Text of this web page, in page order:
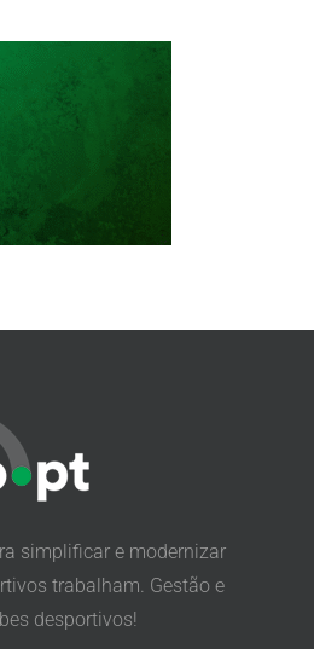
simplificar e modernizar
trabalham. Gestão e
desportivos!